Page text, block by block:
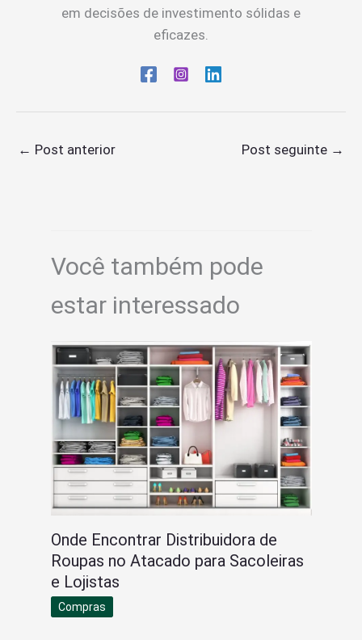
em decisões de investimento sólidas e
eficazes.
← Post anterior Post seguinte →
Você também pode
estar interessado
Onde Encontrar Distribuidora de
Roupas no Atacado para Sacoleiras
e Lojistas
Compras